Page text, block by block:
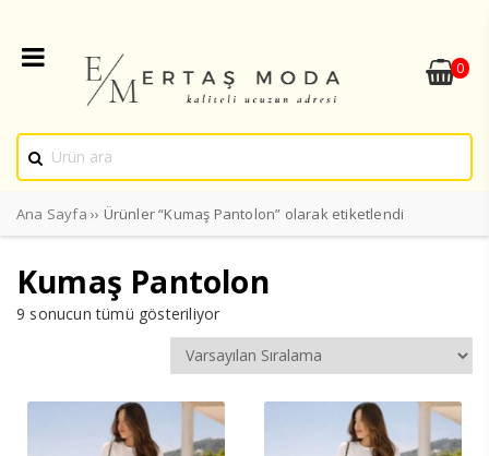
0
Ana Sayfa ›› Ürünler “Kumaş Pantolon” olarak etiketlendi
Kumaş Pantolon
9 sonucun tümü gösteriliyor